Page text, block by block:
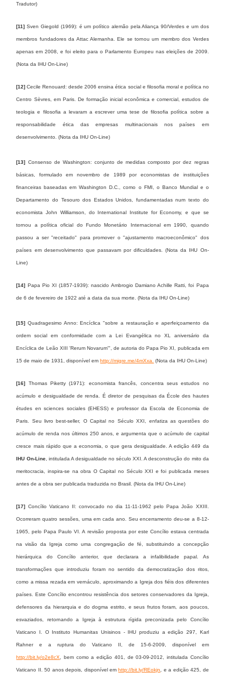
Tradutor)
[11] Sven Giegold (1969): é um político alemão pela Aliança 90/Verdes e um dos
membros fundadores da Attac Alemanha. Ele se tornou um membro dos Verdes
apenas em 2008, e foi eleito para o Parlamento Europeu nas eleições de 2009.
(Nota da IHU On-Line)
[12] Cecile Renouard: desde 2006 ensina ética social e filosofia moral e política no
Centro Sèvres, em Paris. De formação inicial econômica e comercial, estudos de
teologia e filosofia a levaram a escrever uma tese de filosofia política sobre a
responsabilidade ética das empresas multinacionais nos países em
desenvolvimento. (Nota da IHU On-Line)
[13] Consenso de Washington: conjunto de medidas composto por dez regras
básicas, formulado em novembro de 1989 por economistas de instituições
financeiras baseadas em Washington D.C., como o FMI, o Banco Mundial e o
Departamento do Tesouro dos Estados Unidos, fundamentadas num texto do
economista John Williamson, do International Institute for Economy, e que se
tornou a política oficial do Fundo Monetário Internacional em 1990, quando
passou a ser "receitado" para promover o "ajustamento macroeconômico" dos
países em desenvolvimento que passavam por dificuldades. (Nota da IHU On-
Line)
[14] Papa Pio XI (1857-1939): nascido Ambrogio Damiano Achille Ratti, foi Papa
de 6 de fevereiro de 1922 até a data da sua morte. (Nota da IHU On-Line)
[15] Quadragesimo Anno: Encíclica "sobre a restauração e aperfeiçoamento da
ordem social em conformidade com a Lei Evangélica no XL aniversário da
Encíclica de Leão XIII 'Rerum Novarum'", de autoria do Papa Pio XI, publicada em
15 de maio de 1931, disponível emhttp://migre.me/4mXxa. (Nota da IHU On-Line)
[16] Thomas Piketty (1971): economista francês, concentra seus estudos no
acúmulo e desigualdade de renda. É diretor de pesquisas da École des hautes
études en sciences sociales (EHESS) e professor da Escola de Economia de
Paris. Seu livro best-seller, O Capital no Século XXI, enfatiza as questões do
acúmulo de renda nos últimos 250 anos, e argumenta que o acúmulo de capital
cresce mais rápido que a economia, o que gera desigualdade. A edição 449 da
IHU On-Line, intitulada A desigualdade no século XXI. A desconstrução do mito da
meritocracia, inspira-se na obra O Capital no Século XXI e foi publicada meses
antes de a obra ser publicada traduzida no Brasil. (Nota da IHU On-Line)
[17] Concílio Vaticano II: convocado no dia 11-11-1962 pelo Papa João XXIII.
Ocorreram quatro sessões, uma em cada ano. Seu encerramento deu-se a 8-12-
1965, pelo Papa Paulo VI. A revisão proposta por este Concílio estava centrada
na visão da Igreja como uma congregação de fé, substituindo a concepção
hierárquica do Concílio anterior, que declarara a infalibilidade papal. As
transformações que introduziu foram no sentido da democratização dos ritos,
como a missa rezada em vernáculo, aproximando a Igreja dos fiéis dos diferentes
países. Este Concílio encontrou resistência dos setores conservadores da Igreja,
defensores da hierarquia e do dogma estrito, e seus frutos foram, aos poucos,
esvaziados, retornando a Igreja à estrutura rígida preconizada pelo Concílio
Vaticano I. O Instituto Humanitas Unisinos - IHU produziu a edição 297, Karl
Rahner e a ruptura do Vaticano II, de 15-6-2009, disponível em
http://bit.ly/o2e8cX , bem como a edição 401, de 03-09-2012, intitulada Concílio
Vaticano II. 50 anos depois, disponível emhttp://bit.ly/REokjn , e a edição 425, de